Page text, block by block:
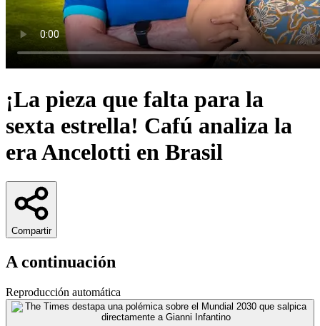
¡La pieza que falta para la
sexta estrella! Cafú analiza la
era Ancelotti en Brasil
Compartir
A continuación
Reproducción automática